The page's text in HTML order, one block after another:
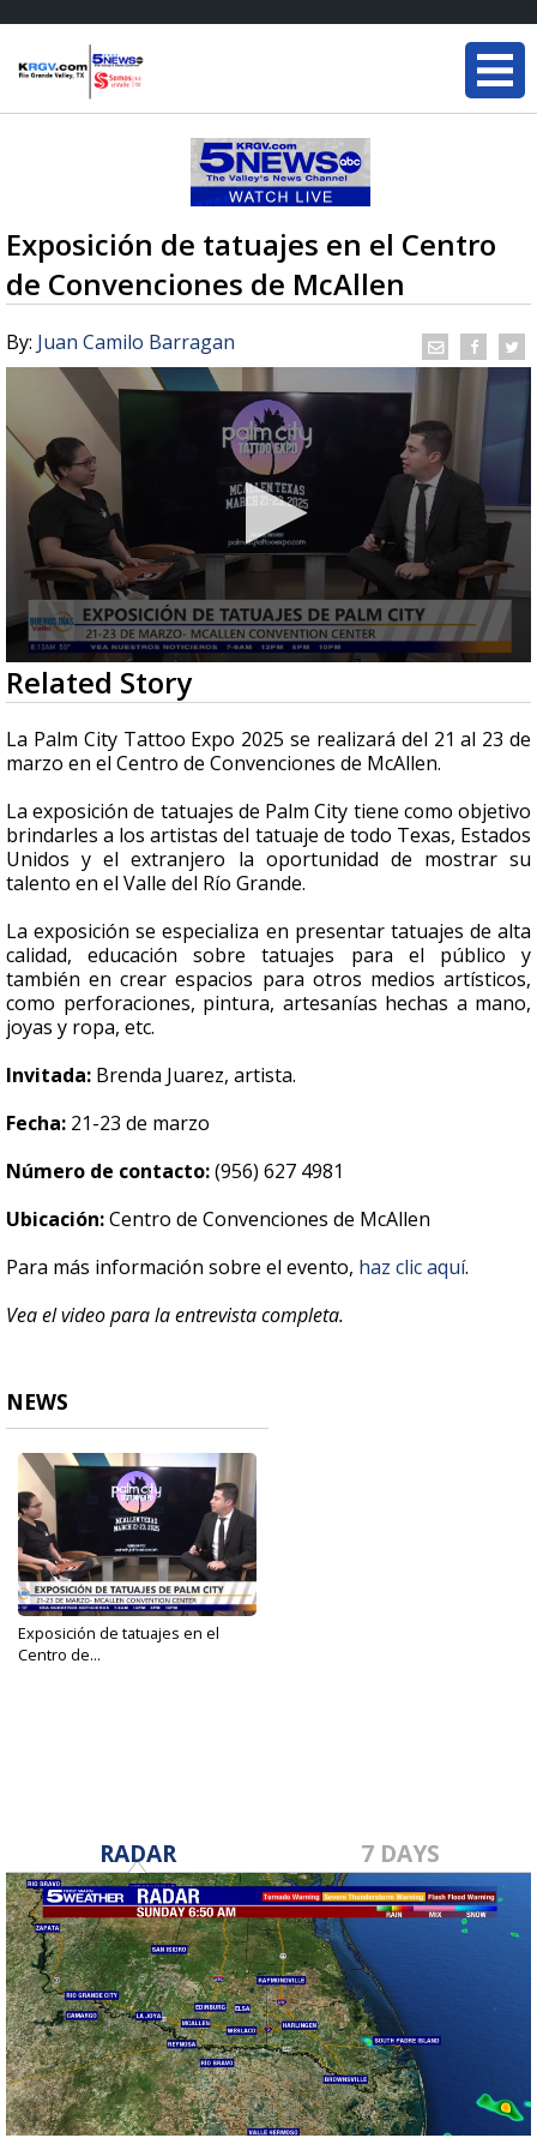
Exposición de tatuajes en el Centro
de Convenciones de McAllen
By: Juan Camilo Barragan
0
seconds
of
5
minutes,
1
Related Story
La Palm City Tattoo Expo 2025 se realizará del 21 al 23 de
marzo en el Centro de Convenciones de McAllen.
La exposición de tatuajes de Palm City tiene como objetivo
brindarles a los artistas del tatuaje de todo Texas, Estados
Unidos y el extranjero la oportunidad de mostrar su
talento en el Valle del Río Grande.
La exposición se especializa en presentar tatuajes de alta
calidad, educación sobre tatuajes para el público y
también en crear espacios para otros medios artísticos,
como perforaciones, pintura, artesanías hechas a mano,
joyas y ropa, etc.
Invitada: Brenda Juarez, artista.
Fecha: 21-23 de marzo
Número de contacto:(956) 627 4981
Ubicación:Centro de Convenciones de McAllen
Para más información sobre el evento, haz clic aquí.
Vea el video para la entrevista completa.
NEWS
Exposición de tatuajes en el
Centro de...
RADAR 7 DAYS